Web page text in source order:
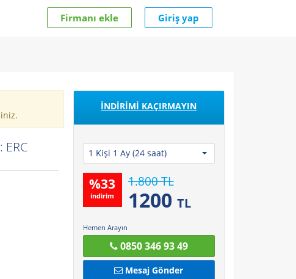
Giriş yap
Firmanı ekle
İNDİRİMİ KAÇIRMAYIN
1 Kişi 1 Ay (24 saat)
%33
indirim
1.800 TL
1200 TL
Hemen Arayın
0850 346 93 49
Mesaj Gönder